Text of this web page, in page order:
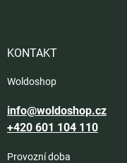
KONTAKT
Woldoshop
info@woldoshop.cz
+420 601 104 110
Provozní doba